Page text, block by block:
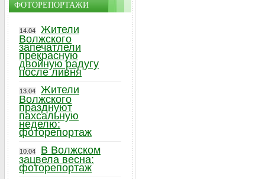
ФОТОРЕПОРТАЖИ
14.04
Жители
Волжского
запечатлели
прекрасную
двойную радугу
после ливня
13.04
Жители
Волжского
празднуют
пахсальную
неделю:
фоторепортаж
10.04
В Волжском
зацвела весна:
фоторепортаж